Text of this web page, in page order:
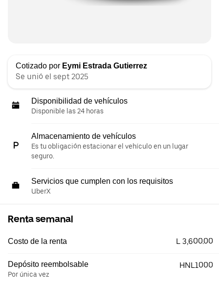
Cotizado por Eymi Estrada Gutierrez
Se unió el sept 2025
Disponibilidad de vehículos
Disponible las 24 horas
Almacenamiento de vehículos
Es tu obligación estacionar el vehículo en un lugar
seguro.
Servicios que cumplen con los requisitos
UberX
Renta semanal
Costo de la renta L 3,600.00
Depósito reembolsable
Por única vez
HNL1000